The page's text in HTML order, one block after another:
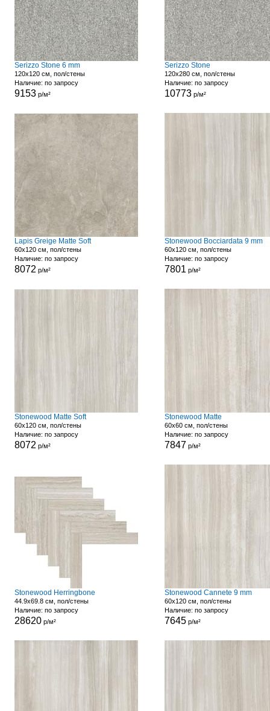
Serizzo Stone 6 mm
120x120 см, пол/стены
Наличие: по запросу
9153р/м²
Serizzo Stone
120x280 см, пол/стены
Наличие: по запросу
10773р/м²
Lapis Greige Matte Soft
60x120 см, пол/стены
Наличие: по запросу
8072 р/м²
Stonewood Bocciardata 9 mm
60x120 см, пол/стены
Наличие: по запросу
7801 р/м²
Stonewood Matte Soft
60x120 см, пол/стены
Наличие: по запросу
8072 р/м²
Stonewood Matte
60x60 см, пол/стены
Наличие: по запросу
7847 р/м²
Stonewood Herringbone
44.9x69.8 см, пол/стены
Наличие: по запросу
28620р/м²
Stonewood Cannete 9 mm
60x120 см, пол/стены
Наличие: по запросу
7645р/м²